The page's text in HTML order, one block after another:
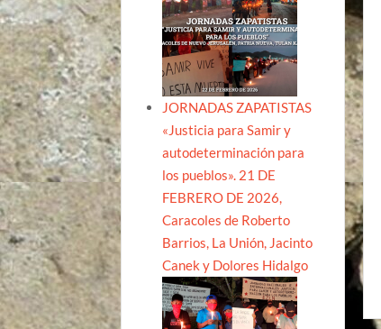
JORNADAS ZAPATISTAS
«Justicia para Samir y
autodeterminación para
los pueblos». 21 DE
FEBRERO DE 2026,
Caracoles de Roberto
Barrios, La Unión, Jacinto
Canek y Dolores Hidalgo